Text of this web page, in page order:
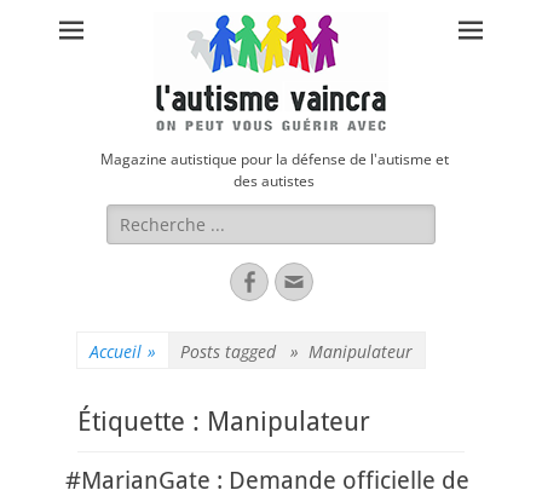
Magazine autistique pour la défense de l'autisme et
des autistes
Rechercher :
FacebookAdresse
de
Accueil » Posts tagged » Manipulateur
Étiquette : Manipulateur
#MarianGate : Demande officielle de